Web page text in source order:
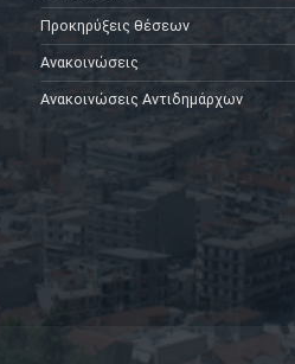
Προκηρύξεις θέσεων
Ανακοινώσεις
Ανακοινώσεις Αντιδημάρχων